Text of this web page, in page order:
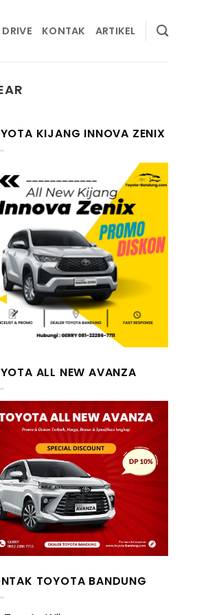
KONTAK ARTIKEL
KIJANG INNOVA ZENIX
ALL NEW AVANZA
TOYOTA BANDUNG